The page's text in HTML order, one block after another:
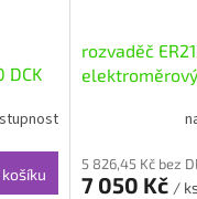
DCK
rozvaděč
elektroměrový
5 826,45 Kč bez
7 050 Kč /